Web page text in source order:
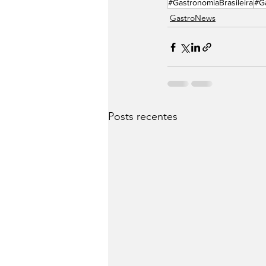
#GastronomiaBrasileira
⁠GastroNews
Posts recentes